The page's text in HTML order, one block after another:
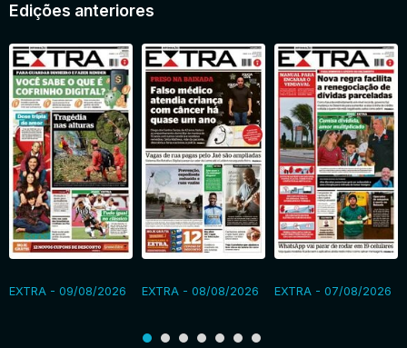
Edições anteriores
EXTRA - 09/08/2026 EXTRA - 08/08/2026 EXTRA - 07/08/2026